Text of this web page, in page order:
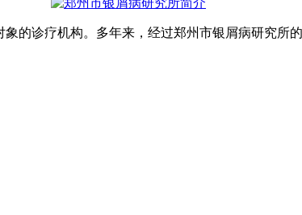
的诊疗机构。多年来，经过郑州市银屑病研究所